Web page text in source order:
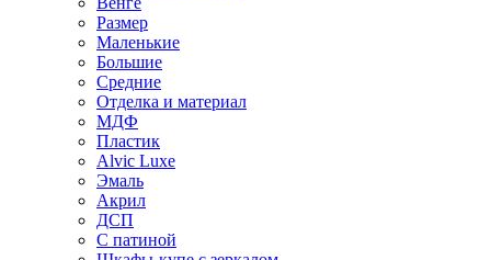
Размер
Маленькие
Большие
Средние
Отделка и материал
МДФ
Пластик
Alvic Luxe
Эмаль
Акрил
ДСП
С патиной